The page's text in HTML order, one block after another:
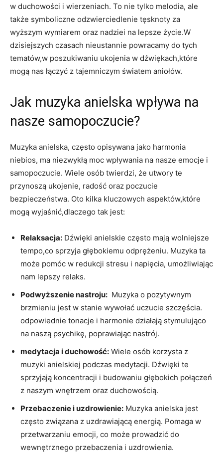
w ‌duchowości ⁢i wierzeniach. To nie tylko melodia, ale
także symboliczne odzwierciedlenie tęsknoty za
wyższym wymiarem oraz ‌nadziei⁤ na ‍lepsze życie.W
dzisiejszych czasach nieustannie powracamy do ⁤tych⁣
tematów,w poszukiwaniu⁣ ukojenia ‌w dźwiękach,które
mogą nas łączyć z tajemniczym światem aniołów.
Jak muzyka anielska wpływa na
nasze samopoczucie?
Muzyka anielska, często⁢ opisywana jako ‍harmonia
niebios, ma ⁢niezwykłą moc wpływania na‌ nasze emocje i
samopoczucie. Wiele‍ osób ⁤twierdzi, że utwory ⁤te
przynoszą ukojenie,​ radość ​oraz poczucie
bezpieczeństwa. Oto kilka⁤ kluczowych​ aspektów,które
mogą wyjaśnić,dlaczego⁢ tak ⁢jest:
Relaksacja: Dźwięki ‌anielskie często‍ mają wolniejsze ​
tempo,co sprzyja głębokiemu odprężeniu. Muzyka ta
może ⁤pomóc ‍w redukcji ⁢stresu​ i napięcia, umożliwiając
nam lepszy relaks.
Podwyższenie nastroju: ⁣ Muzyka o pozytywnym
brzmieniu jest w stanie wywołać uczucie ​szczęścia.
odpowiednie tonacje i harmonie ‌działają stymulująco
na naszą psychikę,‌ poprawiając‍ nastrój.
medytacja i duchowość: Wiele osób korzysta‍ z
muzyki anielskiej​ podczas ⁢medytacji. Dźwięki te
sprzyjają koncentracji⁢ i budowaniu głębokich połączeń
‍z naszym wnętrzem oraz ‌duchowością.
Przebaczenie⁣ i ​uzdrowienie: Muzyka anielska⁤ jest
często związana z⁣ uzdrawiającą energią.⁤ Pomaga w
przetwarzaniu emocji, co może ​prowadzić do ​
wewnętrznego ​przebaczenia i ‌uzdrowienia.